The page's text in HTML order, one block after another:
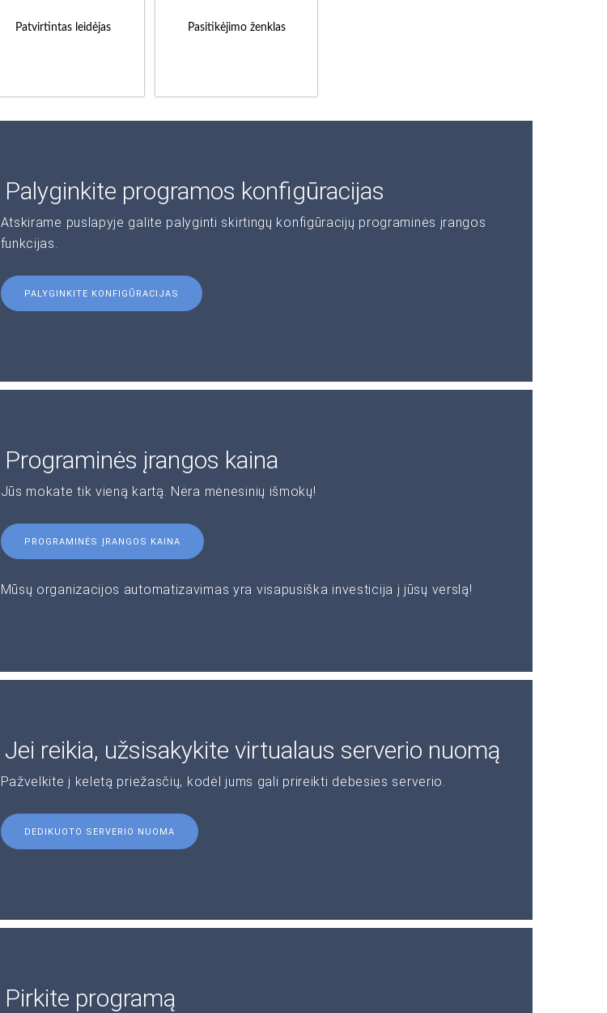
Patvirtintas leidėjas Pasitikėjimo ženklas
Palyginkite programos konfigūracijas
Atskirame puslapyje galite palyginti skirtingų konfigūracijų programinės įrangos
funkcijas.
PALYGINKITE KONFIGŪRACIJAS
Programinės įrangos kaina
Jūs mokate tik vieną kartą. Nėra mėnesinių išmokų!
PROGRAMINĖS ĮRANGOS KAINA
Mūsų organizacijos automatizavimas yra visapusiška investicija į jūsų verslą!
Jei reikia, užsisakykite virtualaus serverio nuomą
Pažvelkite į keletą priežasčių, kodėl jums gali prireikti debesies serverio.
DEDIKUOTO SERVERIO NUOMA
Pirkite programą